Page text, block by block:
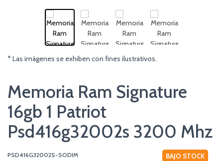
* Las imágenes se exhiben con fines ilustrativos.
Memoria Ram Signature
16gb 1 Patriot
Psd416g32002s 3200 Mhz
PSD416G32002S-SODIM BAJO STOCK